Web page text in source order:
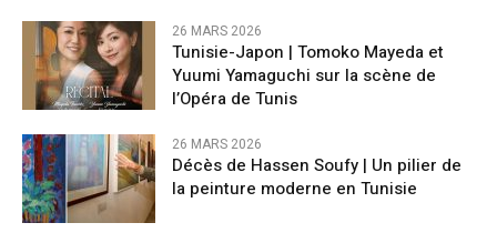
26 MARS 2026
Tunisie-Japon | Tomoko Mayeda et
Yuumi Yamaguchi sur la scène de
l’Opéra de Tunis
26 MARS 2026
Décès de Hassen Soufy | Un pilier de
la peinture moderne en Tunisie